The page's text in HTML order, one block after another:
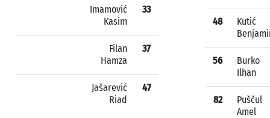
Imamović
Kasim
33
Filan
Hamza
37
Jašarević
Riad
47
48
Kutić
56
Burko
Ilhan
82
Puščul
Amel